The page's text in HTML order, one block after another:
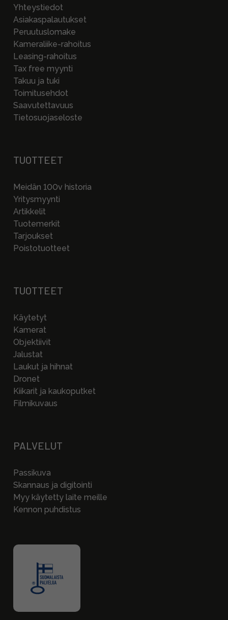
Yhteystiedot
Asiakaspalautukset
Peruutuslomake
Kameraliike-rahoitus
Leasing-rahoitus
Tax free myynti
Takuu ja tuki
Toimitusehdot
Saavutettavuus
Tietosuojaseloste
TUOTTEET
Meidän 100v historia
Yritysmyynti
Artikkelit
Tuotemerkit
Tarjoukset
Poistotuotteet
TUOTTEET
Käytetyt
Kamerat
Objektiivit
Jalustat
Laukut ja hihnat
Dronet
Kiikarit ja kaukoputket
Filmikuvaus
PALVELUT
Passikuva
Skannaus ja digitointi
Myy käytetty laite meille
Kennon puhdistus